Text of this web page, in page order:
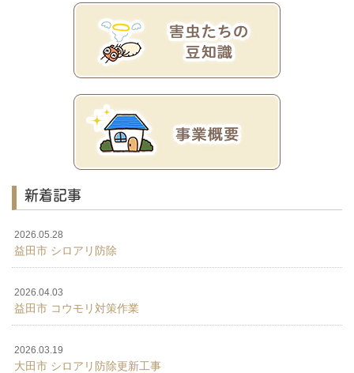
新着記事
2026.05.28
益田市 シロアリ防除
2026.04.03
益田市 コウモリ対策作業
2026.03.19
大田市 シロアリ防除更新工事